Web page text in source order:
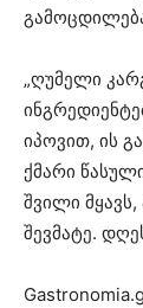
„ღუმელი
იპოვით, ის
ქმარი
შვილი
შევმატე.